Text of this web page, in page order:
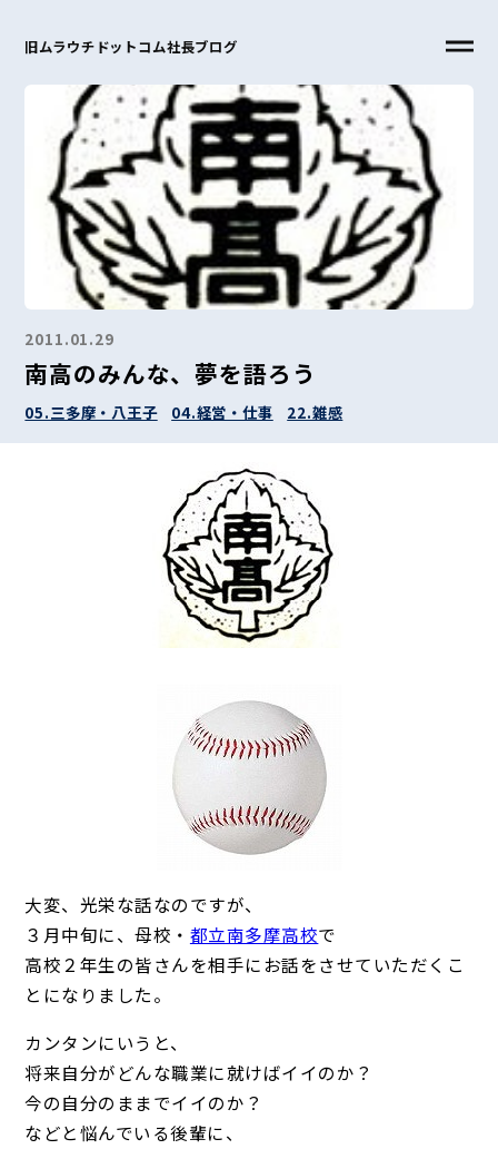
旧ムラウチドットコム社長ブログ
2011.01.29
南高のみんな、夢を語ろう
05.三多摩・八王子 04.経営・仕事 22.雑感
大変、光栄な話なのですが、
３月中旬に、母校・ 都立南多摩高校で
高校２年生の皆さんを相手にお話をさせていただくこ
とになりました。
カンタンにいうと、
将来自分がどんな職業に就けばイイのか？
今の自分のままでイイのか？
などと悩んでいる後輩に、